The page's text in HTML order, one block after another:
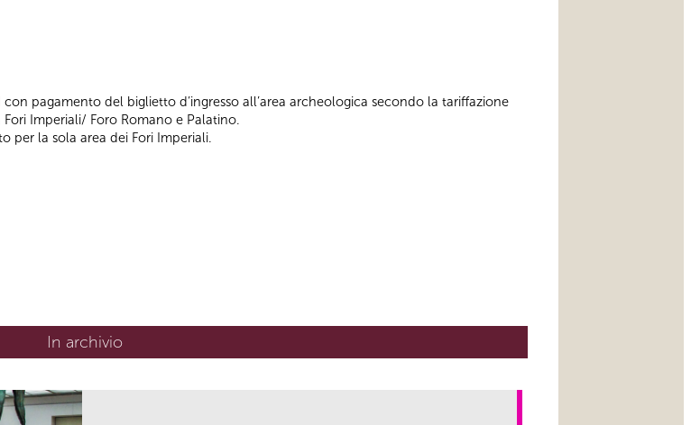
con pagamento del biglietto d’ingresso all’area archeologica secondo la tariffazione
Imperiali/ Foro Romano e Palatino.
per la sola area dei Fori Imperiali.
In archivio